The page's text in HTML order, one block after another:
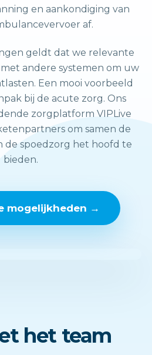
en aankondiging van
af.
geldt dat we relevante
andere systemen om uw
Een mooi voorbeeld
bij de acute zorg. Ons
zorgplatform VIPLive
om samen de
de spoedzorg het hoofd te
bieden.
mogelijkheden →
het team